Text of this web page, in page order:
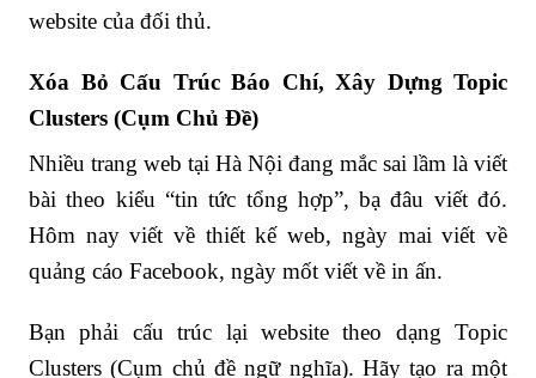
website của đối thủ.
Xóa Bỏ Cấu Trúc Báo Chí, Xây Dựng Topic
Clusters (Cụm Chủ Đề)
Nhiều trang web tại Hà Nội đang mắc sai lầm là viết
bài theo kiểu “tin tức tổng hợp”, bạ đâu viết đó.
Hôm nay viết về thiết kế web, ngày mai viết về
quảng cáo Facebook, ngày mốt viết về in ấn.
Bạn phải cấu trúc lại website theo dạng Topic
Clusters (Cụm chủ đề ngữ nghĩa). Hãy tạo ra một